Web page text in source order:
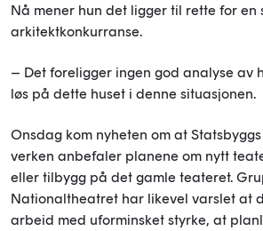
Nå mener hun det ligger til rette for en
arkitektkonkurranse.
– Det foreligger ingen god analyse av
løs på dette huset i denne situasjonen.
Onsdag kom nyheten om at
verken anbefaler planene om nytt
eller tilbygg på det gamle teateret.
Nationaltheatret har likevel varslet at
arbeid med uforminsket styrke, at